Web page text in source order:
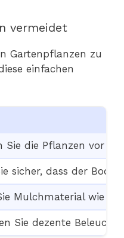
vermeidet
Gartenpflanzen zu
einfachen
Sie die Pflanzen vor
sicher, dass der
Mulchmaterial wie
Sie dezente